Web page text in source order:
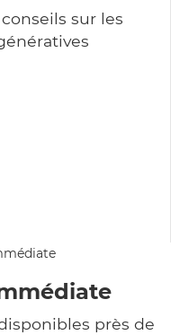
sur les
près de